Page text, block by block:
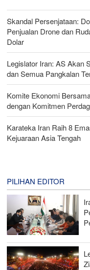
Skandal Persenjataan:
Penjualan Drone dan
Dolar
Legislator Iran: AS Akan
dan Semua Pangkalan
Komite Ekonomi
dengan Komitmen
Karateka Iran Raih 8
Kejuaraan Asia Tengah
PILIHAN EDITOR